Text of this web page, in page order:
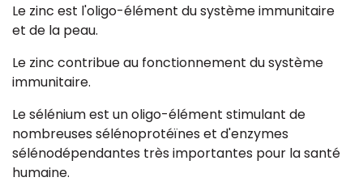
Le zinc est l'oligo-élément du système immunitaire
et de la peau.
Le zinc contribue au fonctionnement du système
immunitaire.
Le sélénium est un oligo-élément stimulant de
nombreuses sélénoprotéïnes et d'enzymes
sélénodépendantes très importantes pour la santé
humaine.